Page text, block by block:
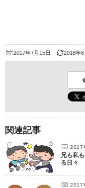
2017年7月15日 2018年6
関連記事
2017
兄も私
る日々
2017